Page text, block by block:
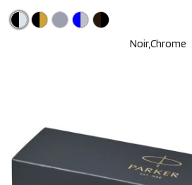
Noir,Chrome